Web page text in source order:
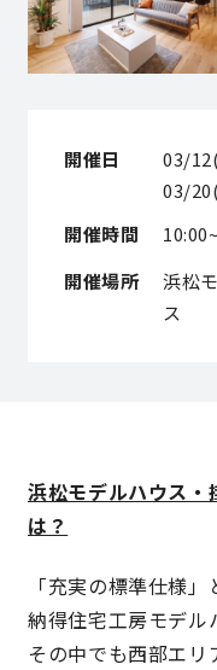
nattoku グル
家具まで標準仕
身体に優しい自
耐震等級3 & 許
開催日
03/
03/
開催時間
開催場所
浜松
ス
浜松モデルハウス・
は？
「充実の標準仕様
納得住宅工房モデル
その中でも西部エ